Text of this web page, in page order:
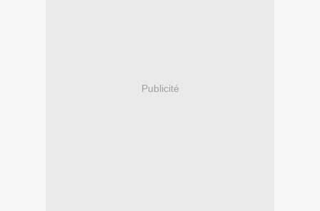
Publicité